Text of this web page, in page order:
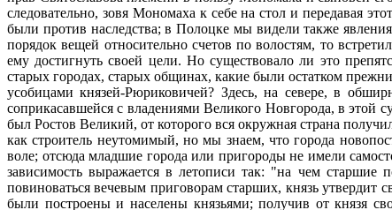
следовательно, зовя Мономаха к себе на стол и передавая
были против наследства; в Полоцке мы видели также
порядок вещей относительно счетов по волостям, то
ему достигнуть своей цели. Но существовало ли это
старых городах, старых общинах, какие были остатком
усобицами князей-Рюриковичей? Здесь, на севере, в
соприкасавшейся с владениями Великого Новгорода, в этой
был Ростов Великий, от которого вся окружная страна
как строитель неутомимый, но мы знаем, что города
воле; отсюда младшие города или пригороды не имели
зависимость выражается в летописи так: "на чем
повиноваться вечевым приговорам старших, князь утвердит
были построены и населены князьями; получив от князя